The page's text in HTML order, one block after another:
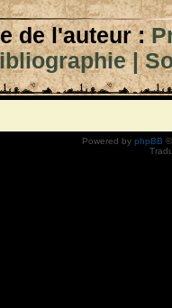
de l'auteur :
|
Powered by phpBB